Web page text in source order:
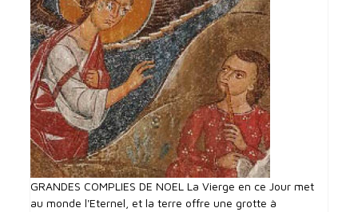
GRANDES COMPLIES DE NOEL La Vierge en ce Jour met
au monde l'Eternel, et la terre offre une grotte à